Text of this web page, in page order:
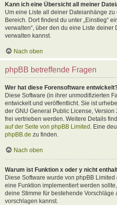
Kann ich eine Übersicht all meiner
Um eine Liste all deiner Dateianhänge
Bereich. Dort findest du unter „Einstieg“
verwalten“, über den du eine Liste
verwalten kannst.
Nach oben
phpBB betreffende Fragen
Wer hat diese Forensoftware
Diese Software (in ihrer unmodifizierten
entwickelt und veröffentlicht. Sie ist
der GNU General Public License,
frei vertrieben werden. Weitere Details
auf der Seite von phpBB Limited . Eine
phpBB.de zu finden.
Nach oben
Warum ist Funktion x oder y nicht
Diese Software wurde von phpBB
eine Funktion implementiert werden
deine Stimme für bestehende
vorschlagen kannst.